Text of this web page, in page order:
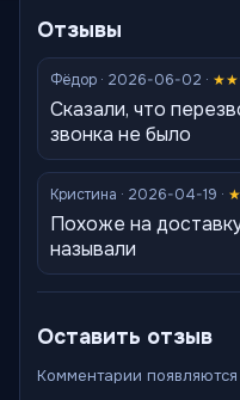
Отзывы
Фёдор · 2026-06-02 ·
Сказали, что
звонка не было
Кристина · 2026-04-19 ·
Похоже на
называли
Оставить отзыв
Комментарии